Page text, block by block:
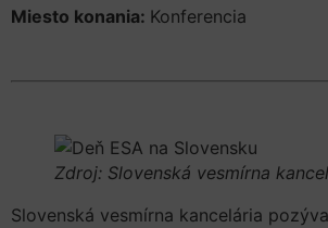
Miesto konania: Konferencia
Zdroj: Slovenská vesmírna
Slovenská vesmírna kancelária